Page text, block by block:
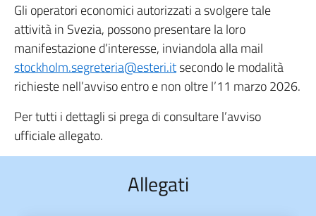
Gli operatori economici autorizzati a svolgere tale
attività in Svezia, possono presentare la loro
manifestazione d’interesse, inviandola alla mail
stockholm.segreteria@esteri.itsecondo le modalità
richieste nell’avviso entro e non oltre l’11 marzo 2026.
Per tutti i dettagli si prega di consultare l’avviso
ufficiale allegato.
Allegati